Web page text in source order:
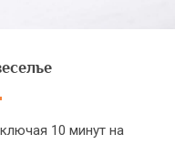
10 минут на